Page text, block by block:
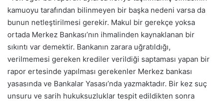
kamuoyu tarafından bilinmeyen bir başka nedeni varsa da
bunun netleştirilmesi gerekir. Makul bir gerekçe yoksa
ortada Merkez Bankası’nın ihmalinden kaynaklanan bir
sıkıntı var demektir. Bankanın zarara uğratıldığı,
verilmemesi gereken krediler verildiği saptaması yapan bir
rapor ertesinde yapılması gerekenler Merkez bankası
yasasında ve Bankalar Yasası’nda yazmaktadır. Bir kez suç
unsuru ve sarih hukuksuzluklar tespit edildikten sonra